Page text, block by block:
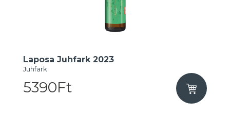
Laposa Juhfark 2023
Juhfark
5390Ft